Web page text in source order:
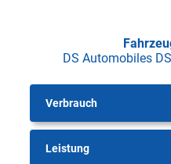
DS Automobiles
Verbrauch
Leistung